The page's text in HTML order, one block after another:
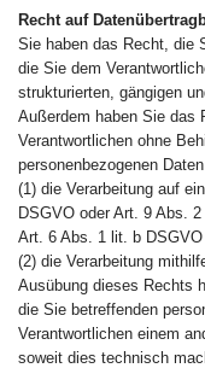
Recht auf
Sie haben das Recht, die
die Sie dem
strukturierten, gängigen
Außerdem haben Sie das
Verantwortlichen ohne
personenbezogenen
(1) die Verarbeitung auf
DSGVO oder Art. 9 Abs.
Art. 6 Abs. 1 lit. b DSGVO
(2) die Verarbeitung
Ausübung dieses Rechts
die Sie betreffenden
Verantwortlichen einem
soweit dies technisch